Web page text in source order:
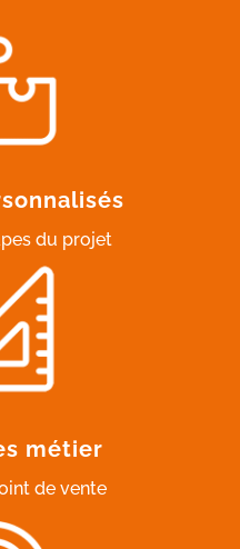
du projet
métier
de vente